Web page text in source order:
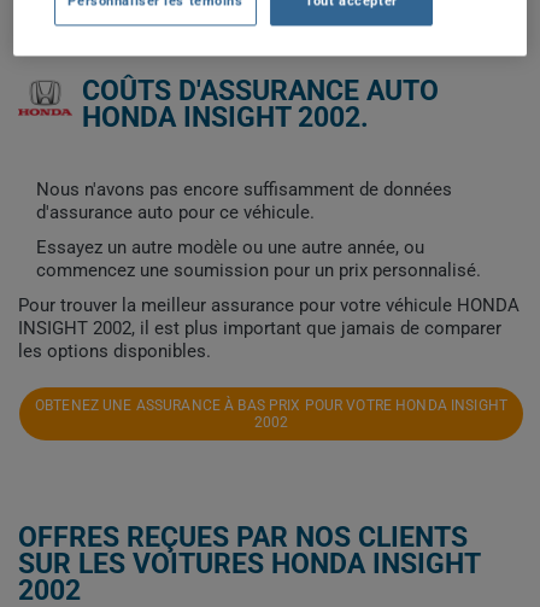
COÛTS D'ASSURANCE AUTO
HONDA INSIGHT 2002.
Nous n'avons pas encore suffisamment de données
d'assurance auto pour ce véhicule.
Essayez un autre modèle ou une autre année, ou
commencez une soumission pour un prix personnalisé.
Pour trouver la meilleur assurance pour votre véhicule HONDA
INSIGHT 2002, il est plus important que jamais de comparer
les options disponibles.
OBTENEZ UNE ASSURANCE À BAS PRIX POUR VOTRE HONDA INSIGHT
2002
OFFRES REÇUES PAR NOS CLIENTS
SUR LES VOITURES HONDA INSIGHT
2002